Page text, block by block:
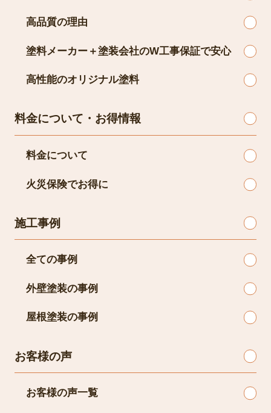
高品質の理由
塗料メーカー＋塗装会社のW工事保証で安心
高性能のオリジナル塗料
料金について・お得情報
料金について
火災保険でお得に
施工事例
全ての事例
外壁塗装の事例
屋根塗装の事例
お客様の声
お客様の声一覧